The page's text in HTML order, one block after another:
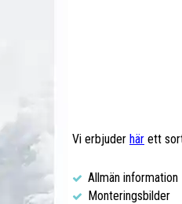
Vi erbjuder här ett
Allmän information
Monteringsbilder